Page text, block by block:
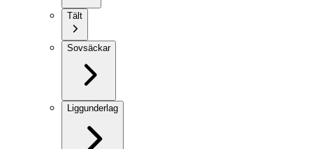
Tält
Sovsäckar
Liggunderlag